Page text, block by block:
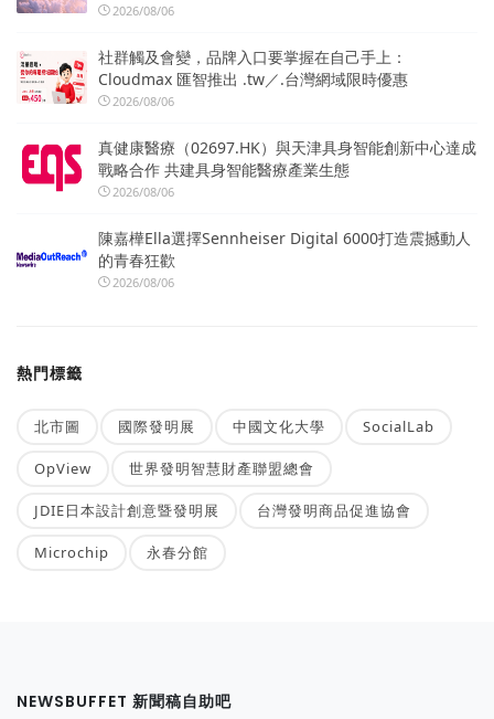
2026/08/06
社群觸及會變，品牌入口要掌握在自己手上：
Cloudmax 匯智推出 .tw／.台灣網域限時優惠
2026/08/06
真健康醫療（02697.HK）與天津具身智能創新中心達成
戰略合作 共建具身智能醫療產業生態
2026/08/06
陳嘉樺Ella選擇Sennheiser Digital 6000打造震撼動人
的青春狂歡
2026/08/06
熱門標籤
北市圖 國際發明展 中國文化大學 SocialLab
OpView 世界發明智慧財產聯盟總會
JDIE日本設計創意暨發明展 台灣發明商品促進協會
Microchip 永春分館
NEWSBUFFET 新聞稿自助吧